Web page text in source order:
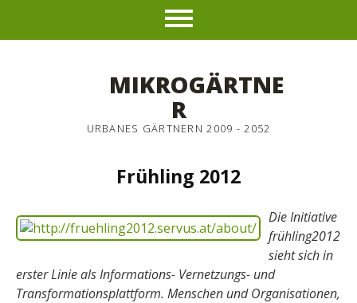
MIKROGÄRTNE
R
URBANES GÄRTNERN 2009 - 2052
Frühling 2012
Die Initiative
frühling2012
sieht sich in
erster Linie als Informations- Vernetzungs- und
Transformationsplattform. Menschen und Organisationen,